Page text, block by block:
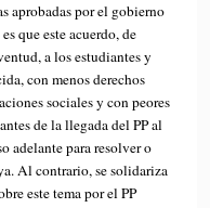
aprobadas por el gobierno
que este acuerdo, de
a los estudiantes y
con menos derechos
sociales y con peores
de la llegada del PP al
adelante para resolver o
Al contrario, se solidariza
este tema por el PP